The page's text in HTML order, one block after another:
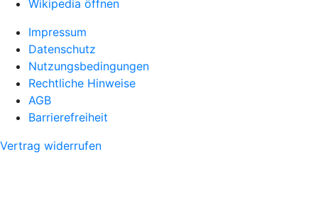
Wikipedia öffnen
Impressum
Datenschutz
Nutzungsbedingungen
Rechtliche Hinweise
AGB
Barrierefreiheit
Vertrag widerrufen